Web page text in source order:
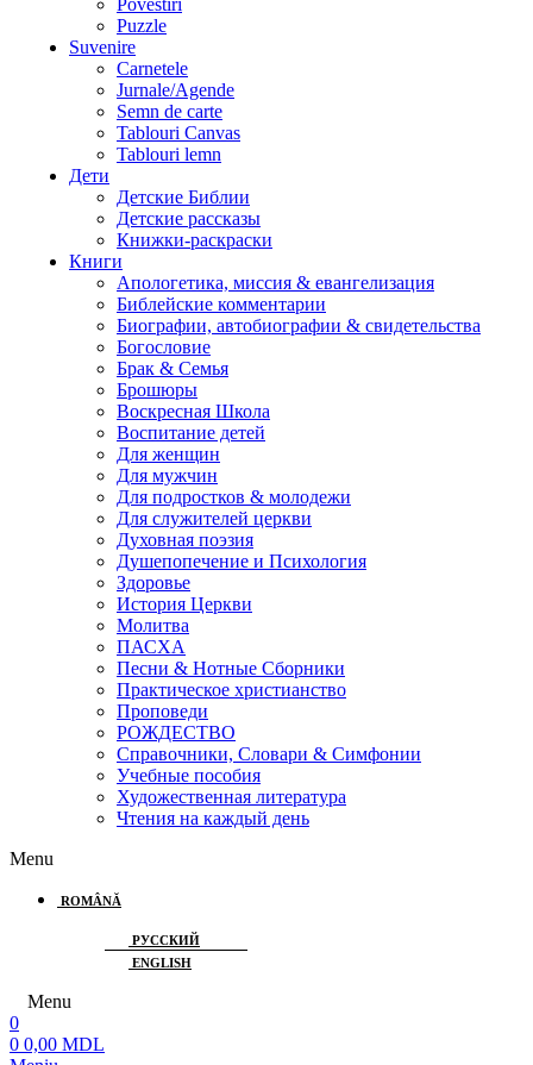
Povestiri
Puzzle
Suvenire
Carnetele
Jurnale/Agende
Semn de carte
Tablouri Canvas
Tablouri lemn
Дети
Детские Библии
Детские рассказы
Книжки-раскраски
Книги
Апологетика, миссия & евангелизация
Библейские комментарии
Биографии, автобиографии & свидетельства
Богословие
Брак & Семья
Брошюры
Воскресная Школа
Воспитание детей
Для женщин
Для мужчин
Для подростков & молодежи
Для служителей церкви
Духовная поэзия
Душепопечение и Психология
Здоровье
История Церкви
Молитва
ПАСХА
Песни & Нотные Сборники
Практическое христианство
Проповеди
РОЖДЕСТВО
Справочники, Словари & Симфонии
Учебные пособия
Художественная литература
Чтения на каждый день
Menu
ROMÂNĂ
РУССКИЙ
ENGLISH
Menu
0
0 0,00 MDL